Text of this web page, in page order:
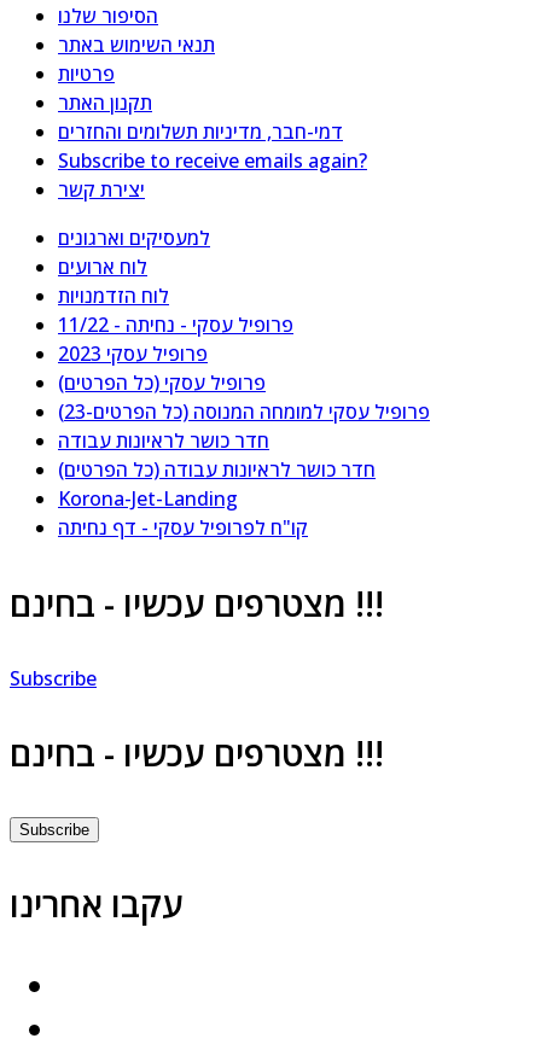
הסיפור שלנו
תנאי השימוש באתר
פרטיות
תקנון האתר
דמי-חבר, מדיניות תשלומים והחזרים
Subscribe to receive emails again?
יצירת קשר
למעסיקים וארגונים
לוח ארועים
לוח הזדמנויות
פרופיל עסקי - נחיתה - 11/22
פרופיל עסקי 2023
פרופיל עסקי (כל הפרטים)
פרופיל עסקי למומחה המנוסה (כל הפרטים-23)
חדר כושר לראיונות עבודה
חדר כושר לראיונות עבודה (כל הפרטים)
Korona-Jet-Landing
קו"ח לפרופיל עסקי - דף נחיתה
מצטרפים עכשיו - בחינם !!!
Subscribe
מצטרפים עכשיו - בחינם !!!
Subscribe
עקבו אחרינו